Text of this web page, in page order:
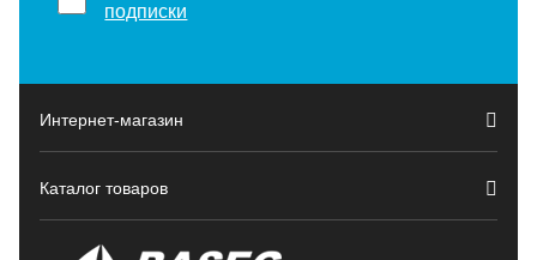
подписки
Интернет-магазин
Каталог товаров